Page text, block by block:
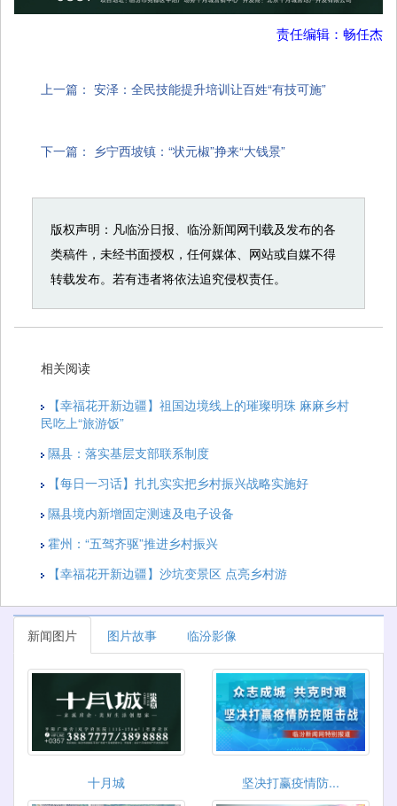
责任编辑：畅任杰
上一篇： 安泽：全民技能提升培训让百姓“有技可施”
下一篇： 乡宁西坡镇：“状元椒”挣来“大钱景”
版权声明：凡临汾日报、临汾新闻网刊载及发布的各
类稿件，未经书面授权，任何媒体、网站或自媒不得
转载发布。若有违者将依法追究侵权责任。
相关阅读
【幸福花开新边疆】祖国边境线上的璀璨明珠 麻麻乡村
民吃上“旅游饭”
隰县：落实基层支部联系制度
【每日一习话】扎扎实实把乡村振兴战略实施好
隰县境内新增固定测速及电子设备
霍州：“五驾齐驱”推进乡村振兴
【幸福花开新边疆】沙坑变景区 点亮乡村游
新闻图片 图片故事 临汾影像
十月城 坚决打赢疫情防...